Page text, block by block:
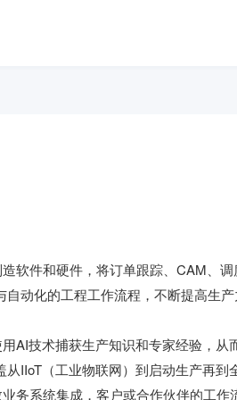
软件和硬件，将订单跟踪、CAM、
动化的工程工作流程，不断提高生产
AI技术捕获生产知识和专家经验，
IIoT（工业物联网）到启动生产再
务系统集成，客户或合作伙伴的工作